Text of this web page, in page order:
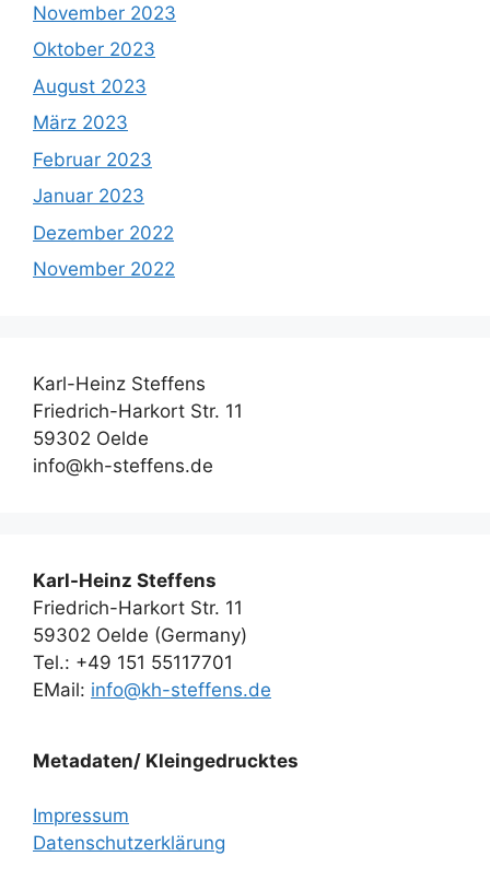
November 2023
Oktober 2023
August 2023
März 2023
Februar 2023
Januar 2023
Dezember 2022
November 2022
Karl-Heinz Steffens
Friedrich-Harkort Str. 11
59302 Oelde
info@kh-steffens.de
Karl-Heinz Steffens
Friedrich-Harkort Str. 11
59302 Oelde (Germany)
Tel.: +49 151 55117701
EMail: info@kh-steffens.de
Metadaten/ Kleingedrucktes
Impressum
Datenschutzerklärung